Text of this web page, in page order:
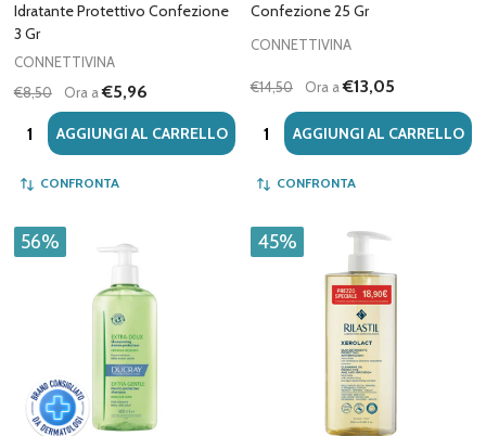
Idratante Protettivo Confezione
3 Gr
CONNETTIVINA
€8,50
Ora a€5,96
Quantità:AGGIUNGI AL CARRELLO
CONFRONTA
Confezione 25 Gr
CONNETTIVINA
€14,50 Ora a€13,05
Quantità:AGGIUNGI AL CARRELLO
CONFRONTA
56% 45%